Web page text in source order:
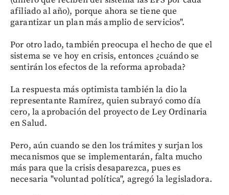
afiliado al año), porque ahora se tiene que
garantizar un plan más amplio de servicios".
Por otro lado, también preocupa el hecho de que el
sistema se ve hoy en crisis, entonces ¿cuándo se
sentirán los efectos de la reforma aprobada?
La respuesta más optimista también la dio la
representante Ramírez, quien subrayó como día
cero, la aprobación del proyecto de Ley Ordinaria
en Salud.
Pero, aún cuando se den los trámites y surjan los
mecanismos que se implementarán, falta mucho
más para que la crisis desaparezca, pues es
necesaria "voluntad política", agregó la legisladora.